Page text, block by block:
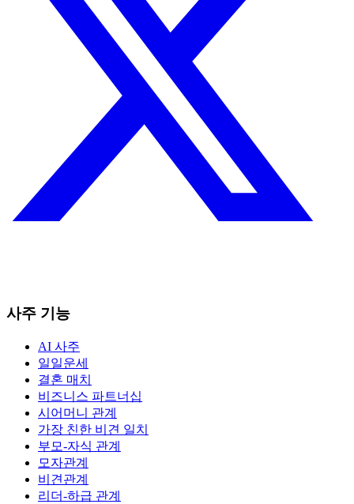
사주 기능
AI 사주
일일운세
결혼 매치
비즈니스 파트너십
시어머니 관계
가장 친한 비견 일치
부모-자식 관계
모자관계
비견관계
리더-하급 관계